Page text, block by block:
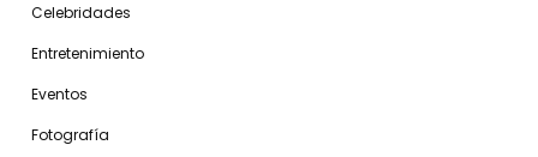
Celebridades
Entretenimiento
Eventos
Fotografía